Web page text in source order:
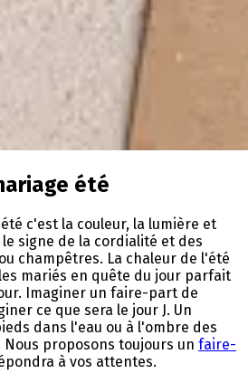
été
c'est la couleur, la lumière et
signe de la cordialité et des
champêtres. La chaleur de l'été
mariés en quête du jour parfait
Imaginer un faire-part de
ce que sera le jour J. Un
dans l'eau ou à l'ombre des
proposons toujours un faire-
à vos attentes.